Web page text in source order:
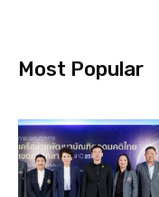
Most Popular